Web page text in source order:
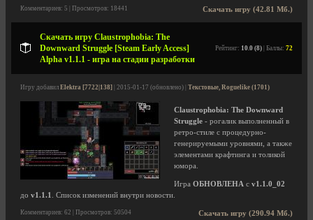
Скачать игру (42.81 Мб.)
Комментариев: 5 | Просмотров: 18441
Скачать игру Claustrophobia: The
Downward Struggle [Steam Early Access]
Alpha v1.1.1 - игра на стадии разработки
Рейтинг: 10.0 (8) | Баллы: 72
Игру добавил Elektra [7722|138] | 2015-01-17 (обновлено) | Текстовые, Roguelike (1701)
Claustrophobia: The Downward
Struggle - рогалик выполненный в
ретро-стиле с процедурно-
генерируемыми уровнями, а также
элементами крафтинга и толикой
юмора.
Игра ОБНОВЛЕНА с v1.1.0_02
до v1.1.1 . Список изменений внутри новости.
Скачать игру (290.94 Мб.)
Комментариев: 62 | Просмотров: 50504